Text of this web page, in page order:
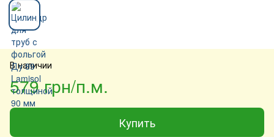
В наличии
579 грн/п.м.
Купить